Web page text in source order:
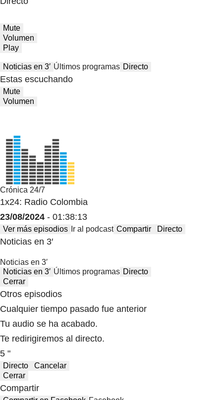
Mute
Volumen
Play
Noticias en 3′ Últimos programas Directo
Estas escuchando
Mute
Volumen
Crónica 24/7
1x24: Radio Colombia
23/08/2024 - 01:38:13
Ver más episodios Ir al podcast Compartir Directo
Noticias en 3′
Noticias en 3′
Noticias en 3′ Últimos programas Directo
Cerrar
Otros episodios
Cualquier tiempo pasado fue anterior
Tu audio se ha acabado.
Te redirigiremos al directo.
5 "
Directo
Cancelar
Cerrar
Compartir